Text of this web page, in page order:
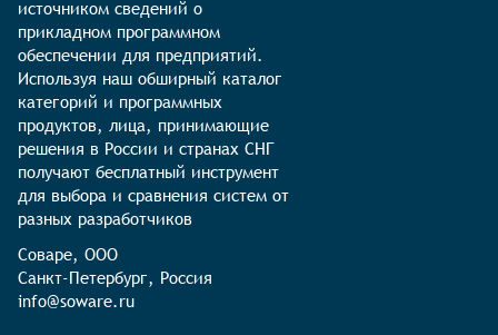
источником сведений о
прикладном программном
обеспечении для предприятий.
Используя наш обширный каталог
категорий и программных
продуктов, лица, принимающие
решения в России и странах СНГ
получают бесплатный инструмент
для выбора и сравнения систем от
разных разработчиков
Соваре, ООО
Санкт-Петербург, Россия
info@soware.ru